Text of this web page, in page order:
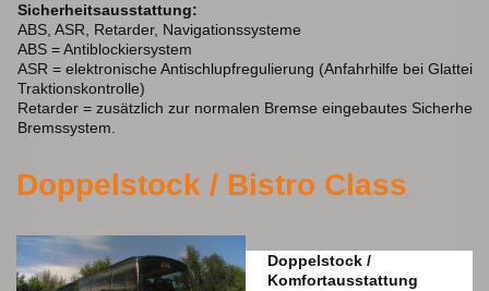
Sicherheitsausstattung:
ABS, ASR, Retarder, Navigationssysteme
ABS = Antiblockiersystem
ASR = elektronische Antischlupfregulierung (Anfahrhilfe bei Glatteis -
Traktionskontrolle)
Retarder = zusätzlich zur normalen Bremse eingebautes
Bremssystem.
Doppelstock / Bistro Class
Doppelstock /
Komfortausstattung